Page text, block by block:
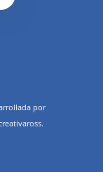
por